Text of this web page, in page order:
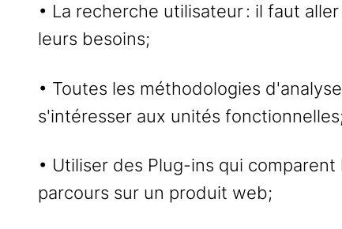
• La recherche utilisateur : il faut
leurs besoins;
• Toutes les méthodologies
s'intéresser aux unités
• Utiliser des Plug-ins qui
parcours sur un produit web;